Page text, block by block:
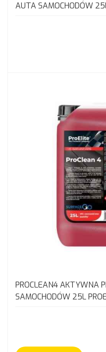
AUTA SAMOCHODÓW
PROCLEAN4 AKTYWNA
SAMOCHODÓW 25L